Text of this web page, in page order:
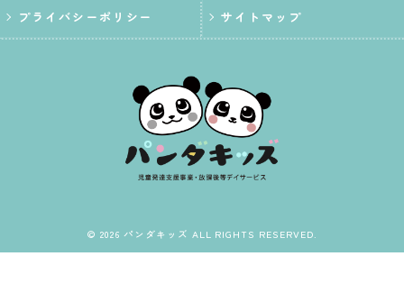
プライバシーポリシー サイトマップ
© 2026 パンダキッズ ALL RIGHTS RESERVED.